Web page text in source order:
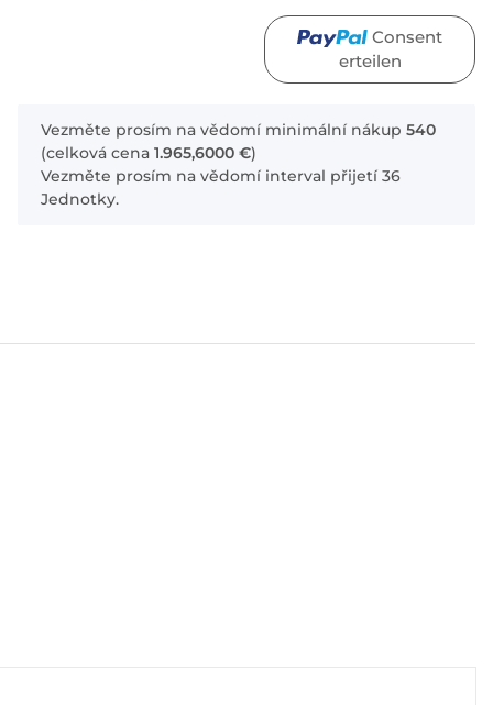
Consent
erteilen
x
Vezměte prosím na vědomí minimální nákup 540
(celková cena 1.965,6000 €)
Vezměte prosím na vědomí interval přijetí 36
Jednotky.